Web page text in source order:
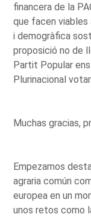
financera de la
que facen viables
i demogràfica
proposició no de
Partit Popular
Plurinacional
Muchas gracias,
Empezamos
agraria común
europea en un
unos retos como